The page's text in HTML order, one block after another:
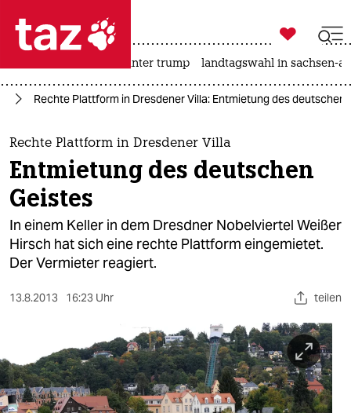
 taz zahl ich
taz zahl ich
themen
politik
öko
gesellschaft
berlin
nord

taz zahl ich
usa unter trump landtagswahl in sachsen-
Rechte Plattform in Dresdener Villa: Entmietung des deutschen
Rechte Plattform in Dresdener Villa
Entmietung des deutschen
Geistes
In einem Keller in dem Dresdner Nobelviertel Weißer
Hirsch hat sich eine rechte Plattform eingemietet.
Der Vermieter reagiert.
13.8.2013 16:23 Uhr teilen